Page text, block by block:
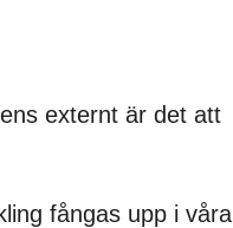
externt är det att
fångas upp i våra